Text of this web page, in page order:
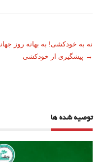
ناوبری
نوشته
نه به خودکشی! به بهانه روز
پیشگیری از خودکشی →
توصیه شده ها